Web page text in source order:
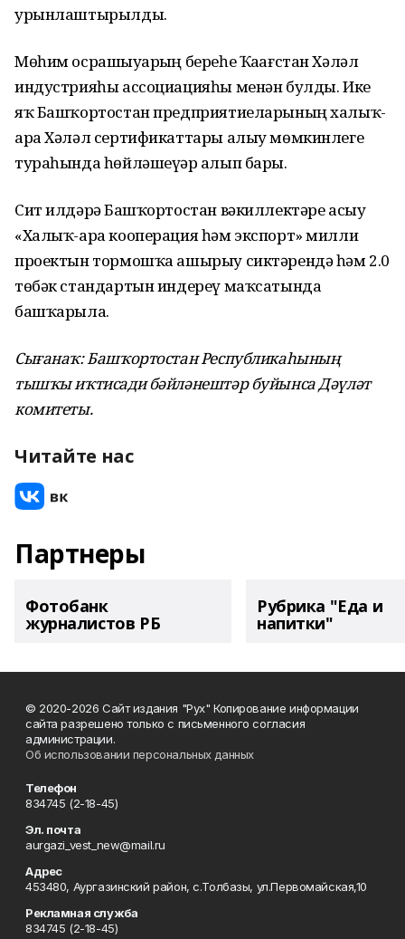
урынлаштырылды.
Мөһим осрашыуҙарҙың береһе Ҡаҙағстан Хәләл
индустрияһы ассоциацияһы менән булды. Ике
яҡ Башҡортостан предприятиеларының халыҡ-
ара Хәләл сертификаттары алыу мөмкинлеге
тураһында һөйләшеүҙәр алып барҙы.
Сит илдәрҙә Башҡортостан вәкиллектәре асыу
«Халыҡ-ара кооперация һәм экспорт» милли
проектын тормошҡа ашырыу сиктәрендә һәм 2.0
төбәк стандартын индереү маҡсатында
башҡарыла.
Сығанаҡ: Башҡортостан Республикаһының
тышҡы иҡтисади бәйләнештәр буйынса Дәүләт
комитеты.
Читайте нас
Партнеры
Фотобанк
журналистов РБ
Рубрика "Еда и
напитки"
© 2020-2026 Сайт издания "Рух" Копирование информации
сайта разрешено только с письменного согласия
администрации.
Об использовании персональных данных
Телефон
834745 (2-18-45)
Эл. почта
aurgazi_vest_new@mail.ru
Адрес
453480, Аургазинский район, с.Толбазы, ул.Первомайская,10
Рекламная служба
834745 (2-18-45)